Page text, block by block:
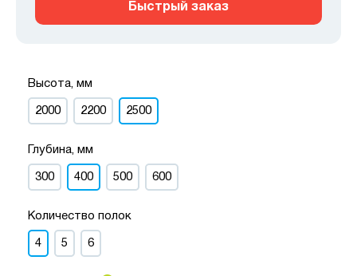
Быстрый заказ
Высота, мм
2000 2200 2500
Глубина, мм
300 400 500 600
Количество полок
4 5 6